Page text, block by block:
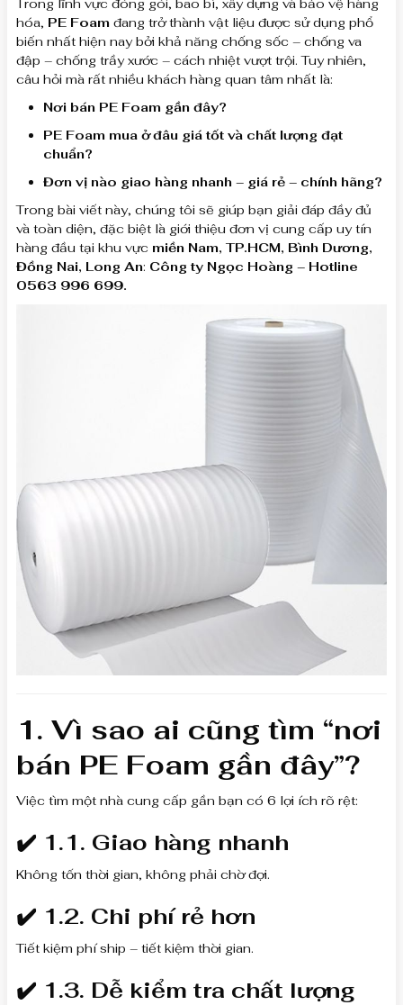
Trong lĩnh vực đóng gói, bao bì, xây dựng và bảo vệ hàng
hóa, PE Foam đang trở thành vật liệu được sử dụng phổ
biến nhất hiện nay bởi khả năng chống sốc – chống va
đập – chống trầy xước – cách nhiệt vượt trội. Tuy nhiên,
câu hỏi mà rất nhiều khách hàng quan tâm nhất là:
Nơi bán PE Foam gần đây?
PE Foam mua ở đâu giá tốt và chất lượng đạt
chuẩn?
Đơn vị nào giao hàng nhanh – giá rẻ – chính hãng?
Trong bài viết này, chúng tôi sẽ giúp bạn giải đáp đầy đủ
và toàn diện, đặc biệt là giới thiệu đơn vị cung cấp uy tín
hàng đầu tại khu vực miền Nam, TP.HCM, Bình Dương,
Đồng Nai, Long An: Công ty Ngọc Hoàng – Hotline
0563 996 699.
1. Vì sao ai cũng tìm “nơi
bán PE Foam gần đây”?
Việc tìm một nhà cung cấp gần bạn có 6 lợi ích rõ rệt:
✔️ 1.1. Giao hàng nhanh
Không tốn thời gian, không phải chờ đợi.
✔️ 1.2. Chi phí rẻ hơn
Tiết kiệm phí ship – tiết kiệm thời gian.
✔️ 1.3. Dễ kiểm tra chất lượng